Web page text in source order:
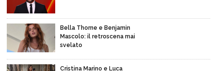
Bella Thorne e Benjamin
Mascolo: il retroscena mai
svelato
Cristina Marino e Luca